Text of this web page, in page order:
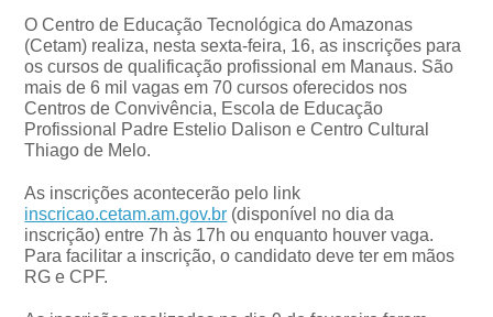
O Centro de Educação Tecnológica do Amazonas
(Cetam) realiza, nesta sexta-feira, 16, as inscrições para
os cursos de qualificação profissional em Manaus. São
mais de 6 mil vagas em 70 cursos oferecidos nos
Centros de Convivência, Escola de Educação
Profissional Padre Estelio Dalison e Centro Cultural
Thiago de Melo.
As inscrições acontecerão pelo link
inscricao.cetam.am.gov.br (disponível no dia da
inscrição) entre 7h às 17h ou enquanto houver vaga.
Para facilitar a inscrição, o candidato deve ter em mãos
RG e CPF.